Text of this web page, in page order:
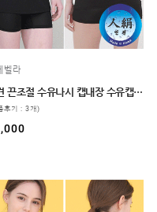
벨라
인견 끈조절 수유나시 캡내장 수유캡나시 브라탑
후기 : 3개)